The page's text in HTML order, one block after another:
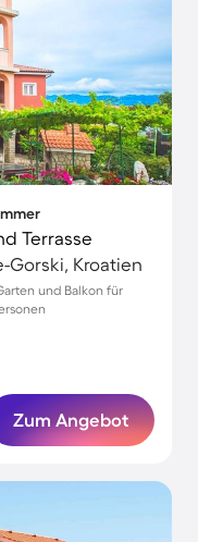
Terrasse
Gorski, Kroatien
und Balkon für
Zum Angebot